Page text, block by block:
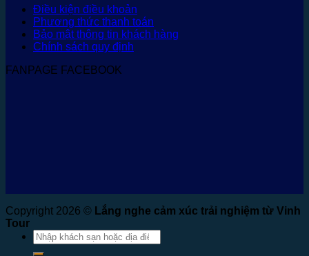
Điều kiện điều khoản
Phương thức thanh toán
Bảo mật thông tin khách hàng
Chính sách quy định
FANPAGE FACEBOOK
Copyright 2026 © Lắng nghe cảm xúc trải nghiệm từ Vinh
Tour
Tìm
kiếm: